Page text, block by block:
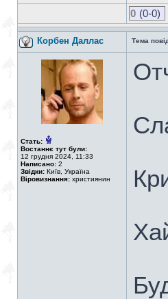
0 (0-0)
Корбен Даллас Тема
Стать:
Востаннє тут були:
12 грудня 2024, 11:33
Написано: 2
Звідки: Київ, Україна
Віровизнання: християнин